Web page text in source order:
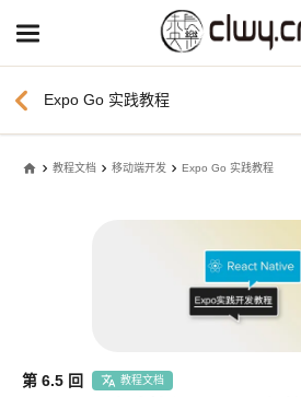
chevron_left Expo Go 实践教程
home 教程文档 移动端开发 Expo Go 实践教程
第 6.5 回 教程文档